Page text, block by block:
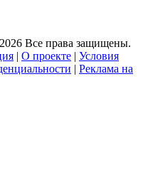
Все права защищены.
| О проекте | Условия
| Реклама на